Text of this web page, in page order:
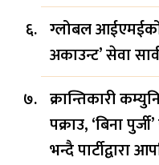
ग्लोबल
अकाउन्ट’ सेवा
क्रान्तिकारी
पक्राउ, ‘बिना
भन्दै पार्टीद्वारा